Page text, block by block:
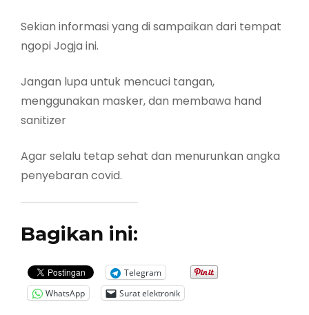
Sekian informasi yang di sampaikan dari tempat
ngopi Jogja ini.
Jangan lupa untuk mencuci tangan,
menggunakan masker, dan membawa hand
sanitizer
Agar selalu tetap sehat dan menurunkan angka
penyebaran covid.
Bagikan ini:
Telegram
WhatsApp
Surat elektronik